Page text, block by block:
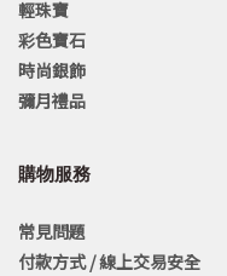
輕珠寶
彩色寶石
時尚銀飾
彌月禮品
購物服務
常見問題
付款方式 / 線上交易安全